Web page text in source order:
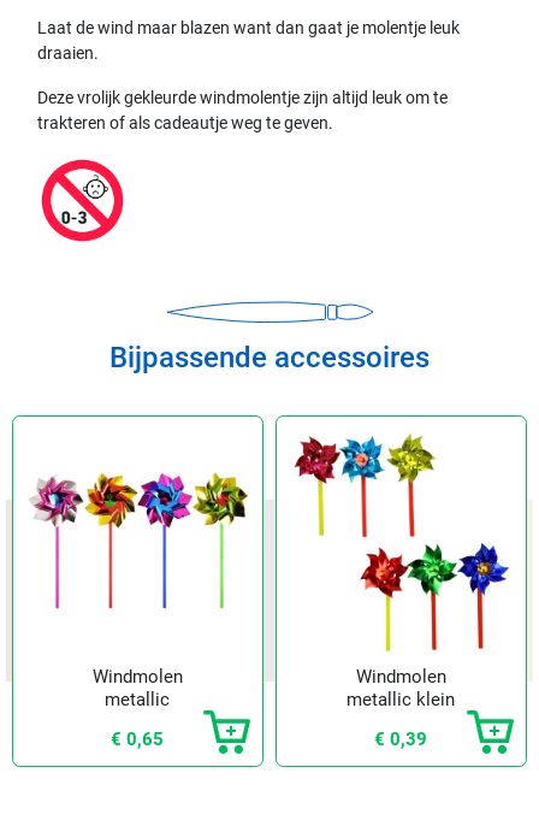
Laat de wind maar blazen want dan gaat je molentje leuk
draaien.
Deze vrolijk gekleurde windmolentje zijn altijd leuk om te
trakteren of als cadeautje weg te geven.
Bijpassende accessoires
Windmolen
metallic
€ 0,65
Windmolen
metallic klein
€ 0,39